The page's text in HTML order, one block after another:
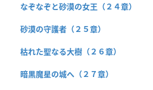
なぞなぞと砂漠の女王（２４章）
砂漠の守護者（２５章）
枯れた聖なる大樹（２６章）
暗黒魔星の城へ（２７章）